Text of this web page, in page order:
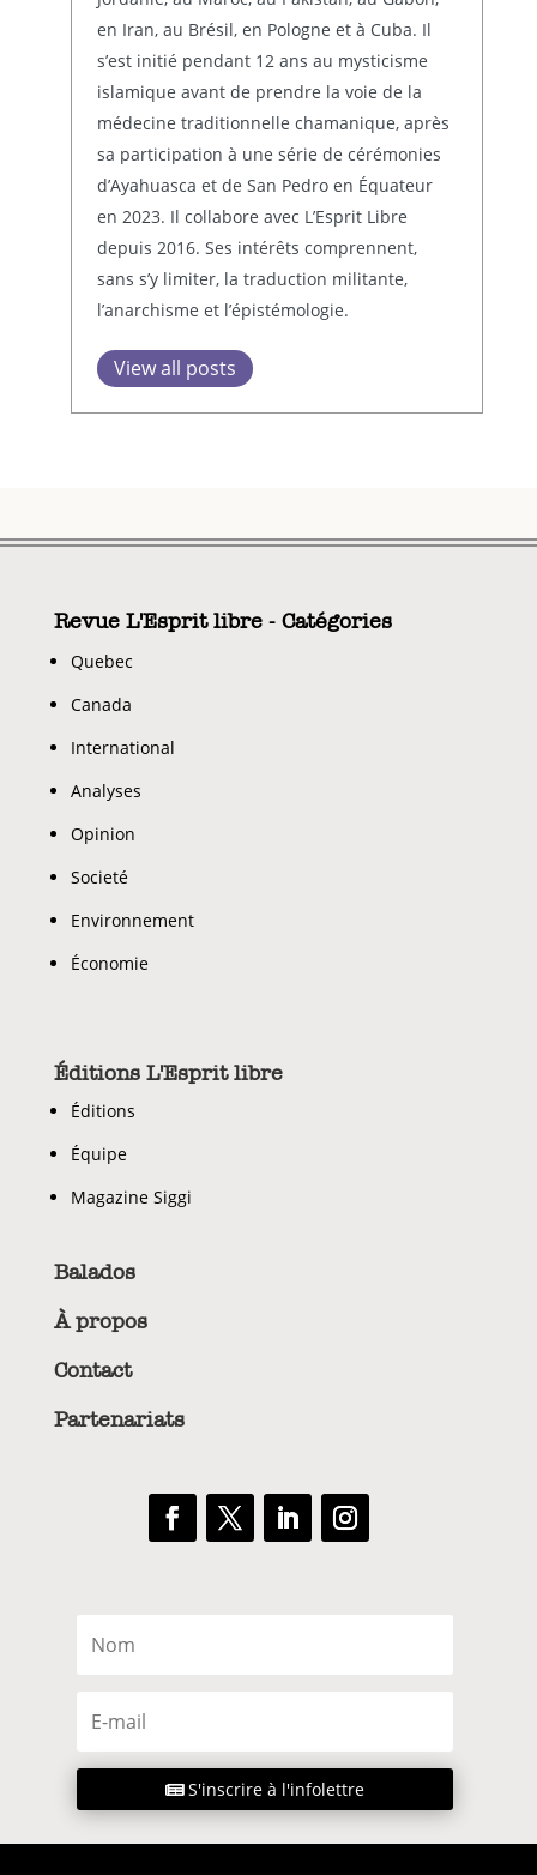
en Iran, au Brésil, en Pologne et à Cuba. Il
s’est initié pendant 12 ans au mysticisme
islamique avant de prendre la voie de la
médecine traditionnelle chamanique, après
sa participation à une série de cérémonies
d’Ayahuasca et de San Pedro en Équateur
en 2023. Il collabore avec L’Esprit Libre
depuis 2016. Ses intérêts comprennent,
sans s’y limiter, la traduction militante,
l’anarchisme et l’épistémologie.
View all posts
Revue L'Esprit libre - Catégories
Quebec
Canada
International
Analyses
Opinion
Societé
Environnement
Économie
Éditions L'Esprit libre
Éditions
Équipe
Magazine Siggi
Balados
À propos
Contact
Partenariats
S'inscrire à l'infolettre